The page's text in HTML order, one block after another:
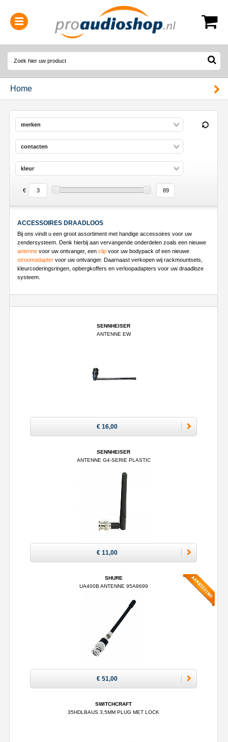
0314-364515
Home
merken
contacten
kleur
€
ACCESSOIRES DRAADLOOS
Bij ons vindt u een groot assortiment met handige accessoires voor uw
zendersysteem. Denk hierbij aan vervangende onderdelen zoals een nieuwe
antenne voor uw ontvanger, een clip voor uw bodypack of een nieuwe
stroomadapter voor uw ontvanger. Daarnaast verkopen wij rackmountsets,
kleurcoderingsringen, opbergkoffers en verloopadapters voor uw draadloze
systeem.
SENNHEISER
ANTENNE EW
€ 16,00
SENNHEISER
ANTENNE G4-SERIE PLASTIC
€ 11,00
SHURE
UA400B ANTENNE 95A8699
€ 51,00
SWITCHCRAFT
35HDLBAUS 3,5MM PLUG MET LOCK